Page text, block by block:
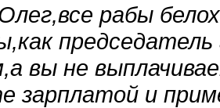
рабы
вы не
зарплатой и